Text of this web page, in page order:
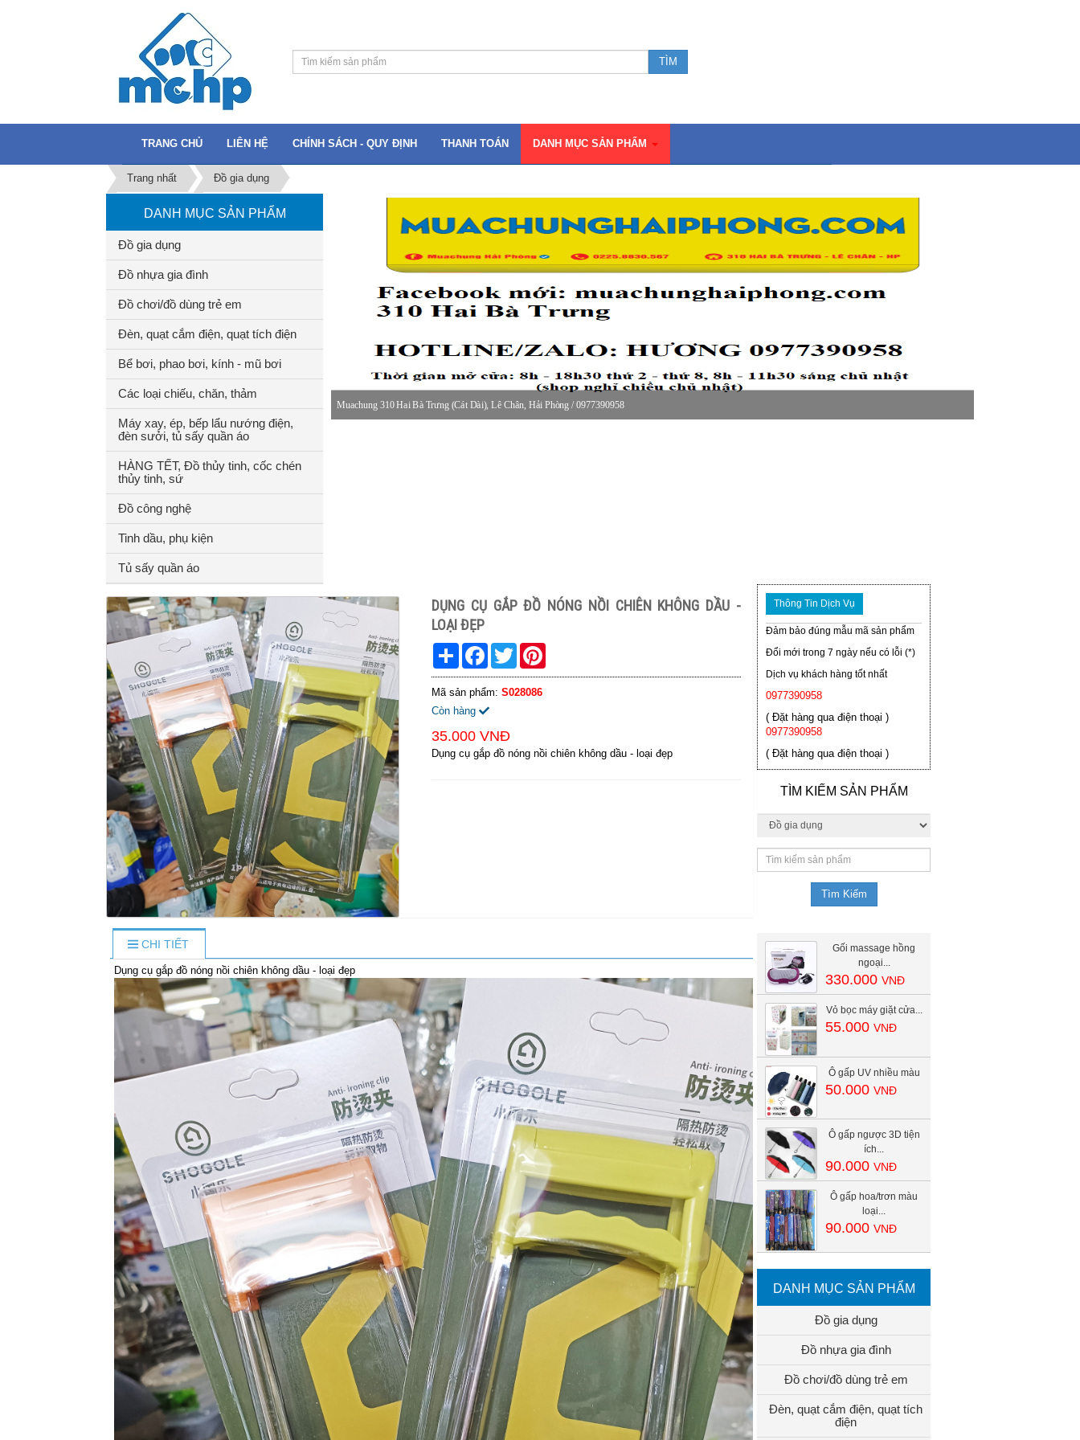
TRANG CHỦ LIÊN HỆ CHÍNH SÁCH - QUY ĐỊNH THANH TOÁN DANH MỤC SẢN PHẨM
Trang nhất Đồ gia dụng
DANH MỤC SẢN PHẨM
Đồ gia dụng
Đồ nhựa gia đình
Đồ chơi/đồ dùng trẻ em
Đèn, quạt cắm điện, quạt tích điện
Bể bơi, phao bơi, kính - mũ bơi
Các loại chiếu, chăn, thảm
Máy xay, ép, bếp lẩu nướng điện,
đèn sưởi, tủ sấy quần áo
HÀNG TẾT, Đồ thủy tinh, cốc chén
thủy tinh, sứ
Đồ công nghệ
Tinh dầu, phụ kiện
Tủ sấy quần áo
Muachung 310 Hai Bà Trưng (Cát Dài), Lê Chân, Hải Phòng / 0977390958
DỤNG CỤ GẮP ĐỒ NÓNG NỒI CHIÊN KHÔNG DẦU -
LOẠI ĐẸP
Share FacebookTwitter
Mã sản phẩm: S028086
Còn hàng
35.000 VNĐ
Dụng cụ gắp đồ nóng nồi chiên không dầu - loại đẹp
CHI TIẾT
Dụng cụ gắp đồ nóng nồi chiên không dầu - loại đẹp
Thông Tin Dịch Vụ
Đảm bảo đúng mẫu mã sản phẩm
Đổi mới trong 7 ngày nếu có lỗi (*)
Dịch vụ khách hàng tốt nhất
0977390958
( Đặt hàng qua điện thoại )
0977390958
( Đặt hàng qua điện thoại )
TÌM KIẾM SẢN PHẨM
Gối massage hồng
ngoại...
330.000VNĐ
Vỏ bọc máy giặt cửa...
55.000VNĐ
Ô gấp UV nhiều màu
50.000VNĐ
Ô gấp ngược 3D tiện
ích...
90.000VNĐ
Ô gấp hoa/trơn màu
loại...
90.000VNĐ
DANH MỤC SẢN PHẨM
Đồ gia dụng
Đồ nhựa gia đình
Đồ chơi/đồ dùng trẻ em
Đèn, quạt cắm điện, quạt tích
điện